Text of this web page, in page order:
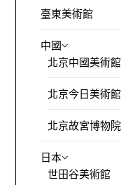
臺東美術館
中國
北京中國美術館
北京今日美術館
北京故宮博物院
日本
世田谷美術館